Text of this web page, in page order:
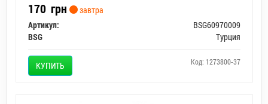
170 грн
завтра
Артикул:
BSG60970009
BSG
Турция
КУПИТЬ Код: 1273800-37